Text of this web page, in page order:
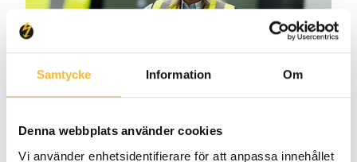
Samtycke Information Om
Denna webbplats använder cookies
Vi använder enhetsidentifierare för att anpassa innehållet
2026-04-14